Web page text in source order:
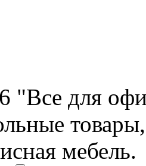
"Все для
мебель.